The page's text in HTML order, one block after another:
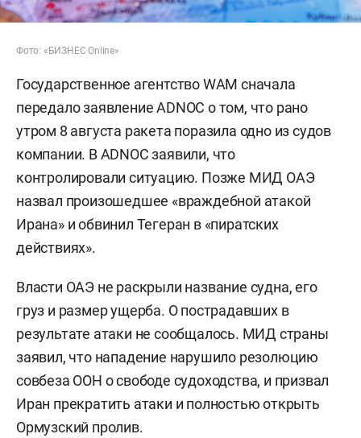
Фото: «БИЗНЕС Online»
Государственное агентство WAM сначала
передало заявление ADNOC о том, что рано
утром 8 августа ракета поразила одно из судов
компании. В ADNOC заявили, что
контролировали ситуацию. Позже МИД ОАЭ
назвал произошедшее «враждебной атакой
Ирана» и обвинил Тегеран в «пиратских
действиях».
Власти ОАЭ не раскрыли название судна, его
груз и размер ущерба. О пострадавших в
результате атаки не сообщалось. МИД страны
заявил, что нападение нарушило резолюцию
совбеза ООН о свободе судоходства, и призвал
Иран прекратить атаки и полностью открыть
Ормузский пролив.